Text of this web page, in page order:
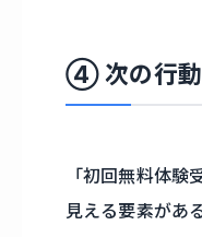
④ 次の行動
「初回無料体験
見える要素があ